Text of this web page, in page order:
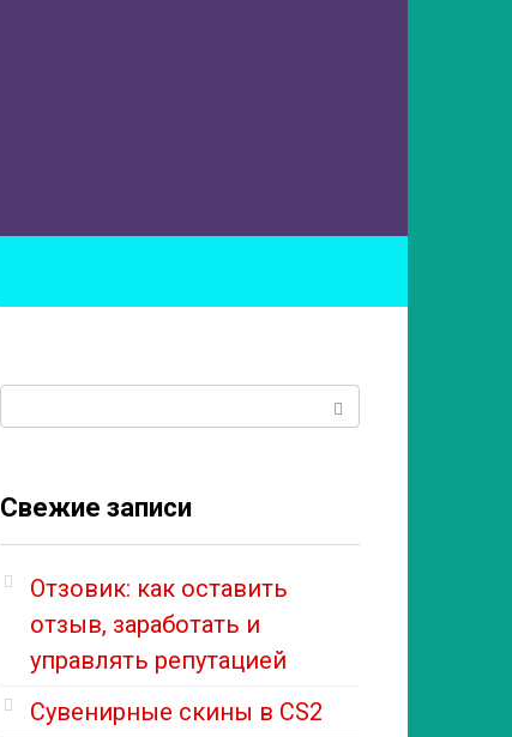
Свежие записи
Отзовик: как оставить
отзыв, заработать и
управлять репутацией
Сувенирные скины в CS2